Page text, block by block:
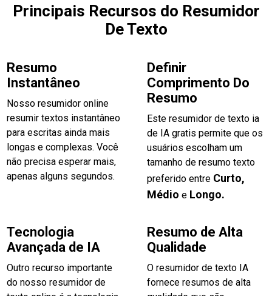
Principais Recursos do Resumidor
De Texto
Resumo
Instantâneo
Nosso resumidor online
resumir textos instantâneo
para escritas ainda mais
longas e complexas. Você
não precisa esperar mais,
apenas alguns segundos.
Definir
Comprimento Do
Resumo
Este resumidor de texto ia
de IA gratis permite que os
usuários escolham um
tamanho de resumo texto
preferido entre Curto,
Médio e Longo.
Tecnologia
Avançada de IA
Outro recurso importante
do nosso resumidor de
Resumo de Alta
Qualidade
O resumidor de texto IA
fornece resumos de alta